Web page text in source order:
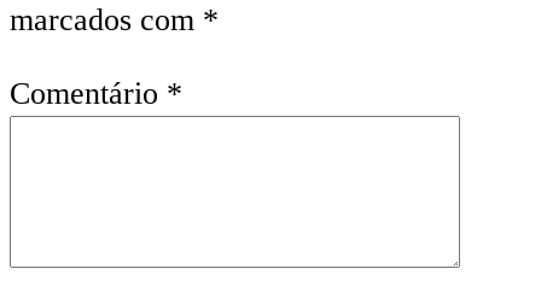
marcados com *
Comentário *